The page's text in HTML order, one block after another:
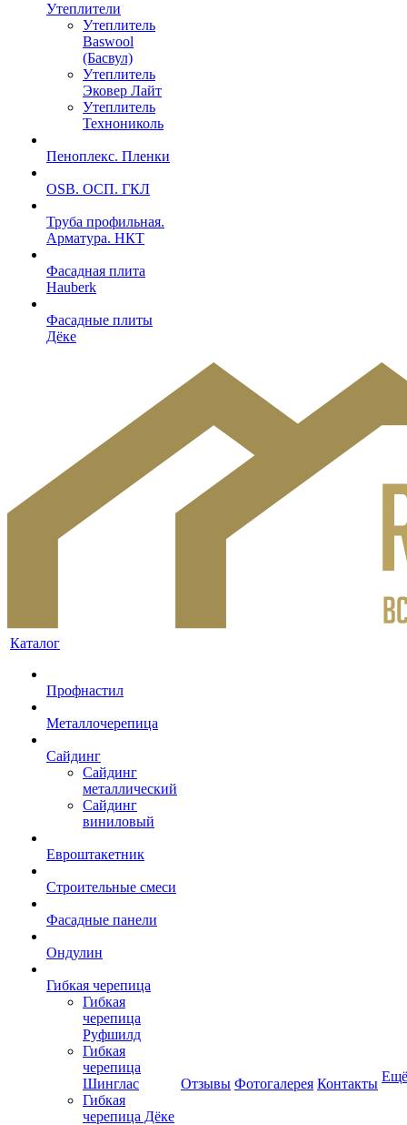
Утеплители
Утеплитель
Baswool
(Басвул)
Утеплитель
Эковер Лайт
Утеплитель
Технониколь
Пеноплекс. Пленки
OSB. ОСП. ГКЛ
Труба профильная.
Арматура. НКТ
Фасадная плита
Hauberk
Фасадные плиты
Дёке
Каталог
Профнастил
Металлочерепица
Сайдинг
Сайдинг
металлический
Сайдинг
виниловый
Евроштакетник
Строительные смеси
Фасадные панели
Ондулин
Гибкая черепица
Гибкая
черепица
Руфшилд
Гибкая
черепица
Шинглас
Гибкая
черепица Дёке
Отзывы Фотогалерея Контакты Ещё